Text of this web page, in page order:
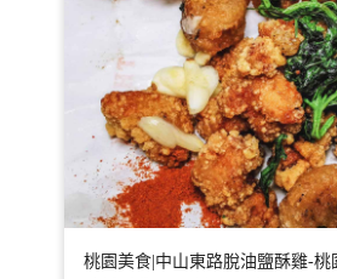
桃園美食|中山東路脫油鹽酥雞-桃